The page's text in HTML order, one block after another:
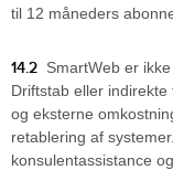
til 12 måneders
14.2 SmartWeb er
Driftstab eller
og eksterne
retablering af
konsulentassistance